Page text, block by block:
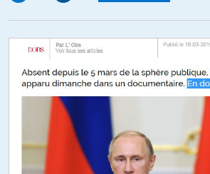
le Gras Mou qui tâche
Le Président-Poire
François II le Mou-Tou-Flou
Edredon 1er
Le Moviet Suprême
Normal 1er
le non-président
Pepère
Fanfreluche